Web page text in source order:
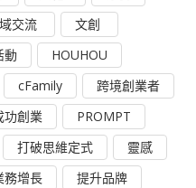
交流
文創
動
HOUHOU
cFamily
跨境創業者
功創業
PROMPT
打破思維定式
靈感
務增長
提升品牌